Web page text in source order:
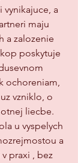
vynikajuce, a
maju
a zalozenie
poskytuje
ochoreniam,
vzniklo, o
liecbe.
u vyspelych
a
v praxi , bez